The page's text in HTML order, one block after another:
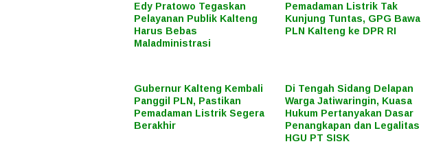
Edy Pratowo Tegaskan
Pelayanan Publik Kalteng
Harus Bebas
Maladministrasi
Pemadaman Listrik Tak
Kunjung Tuntas, GPG Bawa
PLN Kalteng ke DPR RI
Gubernur Kalteng Kembali
Panggil PLN, Pastikan
Pemadaman Listrik Segera
Berakhir
Di Tengah Sidang Delapan
Warga Jatiwaringin, Kuasa
Hukum Pertanyakan Dasar
Penangkapan dan Legalitas
HGU PT SISK